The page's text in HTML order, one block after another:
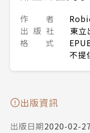
作 者
出 版 社
東立
格 式
不提
出版資訊
出版日期2020-02-27